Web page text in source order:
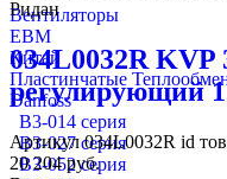
Вентиляторы
EBM
Китай
Пластинчатые
Danfoss
B3-014 серия
B3-027 серия
B3-052 серия
034L0032R KVP
регулирующий
Артикул034L0032R id
20 204руб.